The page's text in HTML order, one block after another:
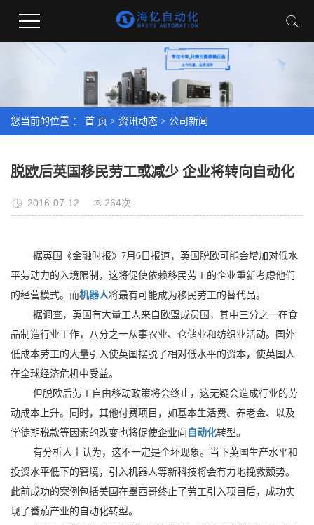
您当前的位置 ： 首 页 > 资讯动态 > 公司新闻
脱欧后英国移民劳工或减少 企业将转向自动化
2016-07-12 264次
据英国《金融时报》7月6日报道，英国脱欧可能会增加对低水
平劳动力的入境限制，这将促使依赖移民劳工的企业重新考虑他们
的经营模式。而机器人将最有可能成为移民劳工的替代品。
据调查，英国有大量工人来自欧盟成员国，其中三分之一在食
品制造行业工作，八分之一从事农业、仓储业和纺织业活动。国外
低成本劳工的大量引入使英国摆脱了相对低水平的资本，使英国人
在全球经济危机中受益。
但脱欧后劳工自由移动政策将会终止，这无疑会造成行业的劳
动成本上升。同时，其他付费项目，如基本生活费、养老金、以及
学徒期税款等因素的改变也将促使企业向 自动化转型。
有分析人士认为，这不一定是个坏现象。当下英国生产水平和
投资水平低下的窘境，引入机器人等新科技将会有力地挽救颓势。
此前成功的案例包括美国在墨西哥终止了劳工引入项目后，成功实
现了番茄产业的自动化转型。